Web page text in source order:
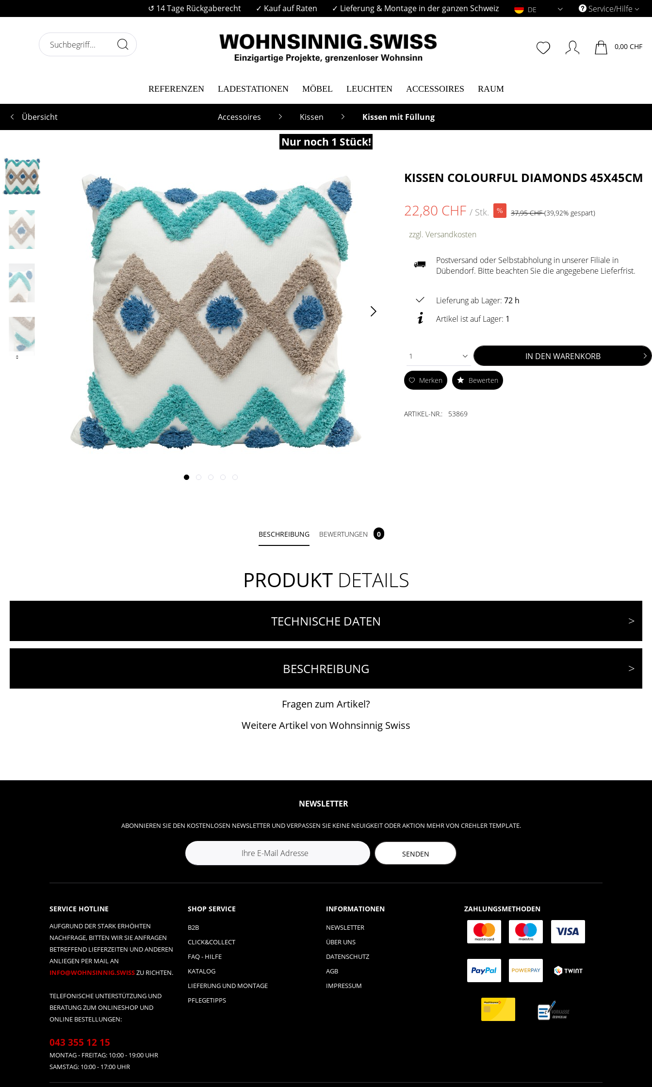
↺ 14 Tage Rückgaberecht ✓ Kauf auf Raten ✓ Lieferung & Montage in der ganzen Schweiz DE Service/Hilfe
0,00 CHF
REFERENZEN LADESTATIONEN MÖBEL LEUCHTEN ACCESSOIRES RAUM
Übersicht Accessoires Kissen Kissen mit Füllung
Nur noch 1 Stück!
KISSEN COLOURFUL DIAMONDS 45X45CM
22,80 CHF/ Stk. 37,95 CHF(39,92% gespart)
zzgl. Versandkosten
Postversand oder Selbstabholung in unserer Filiale in
Dübendorf. Bitte beachten Sie die angegebene Lieferfrist.
Lieferung ab Lager:72 h
Artikel ist auf Lager: 1
1 IN DEN WARENKORB
Merken Bewerten
ARTIKEL-NR.: 53869
BESCHREIBUNG BEWERTUNGEN 0
PRODUKTDETAILS
TECHNISCHE DATEN
BESCHREIBUNG
Fragen zum Artikel?
Weitere Artikel von Wohnsinnig Swiss
NEWSLETTER
ABONNIEREN SIE DEN KOSTENLOSEN NEWSLETTER UND VERPASSEN SIE KEINE NEUIGKEIT ODER AKTION MEHR VON CREHLER TEMPLATE.
SENDEN
SERVICE HOTLINE
AUFGRUND DER STARK ERHÖHTEN
NACHFRAGE, BITTEN WIR SIE ANFRAGEN
BETREFFEND LIEFERZEITEN UND ANDEREN
ANLIEGEN PER MAIL AN
INFO@WOHNSINNIG.SWISSZU RICHTEN.
TELEFONISCHE UNTERSTÜTZUNG UND
BERATUNG ZUM ONLINESHOP UND
ONLINE BESTELLUNGEN:
043 355 12 15
MONTAG - FREITAG: 10:00 - 19:00 UHR
SAMSTAG: 10:00 - 17:00 UHR
SHOP SERVICE
B2B
CLICK&COLLECT
FAQ - HILFE
KATALOG
LIEFERUNG UND MONTAGE
PFLEGETIPPS
INFORMATIONEN
NEWSLETTER
ÜBER UNS
DATENSCHUTZ
AGB
IMPRESSUM
ZAHLUNGSMETHODEN